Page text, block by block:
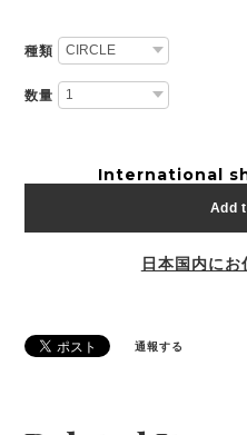
種類
数量
International
Add
日本国内にお
通報する